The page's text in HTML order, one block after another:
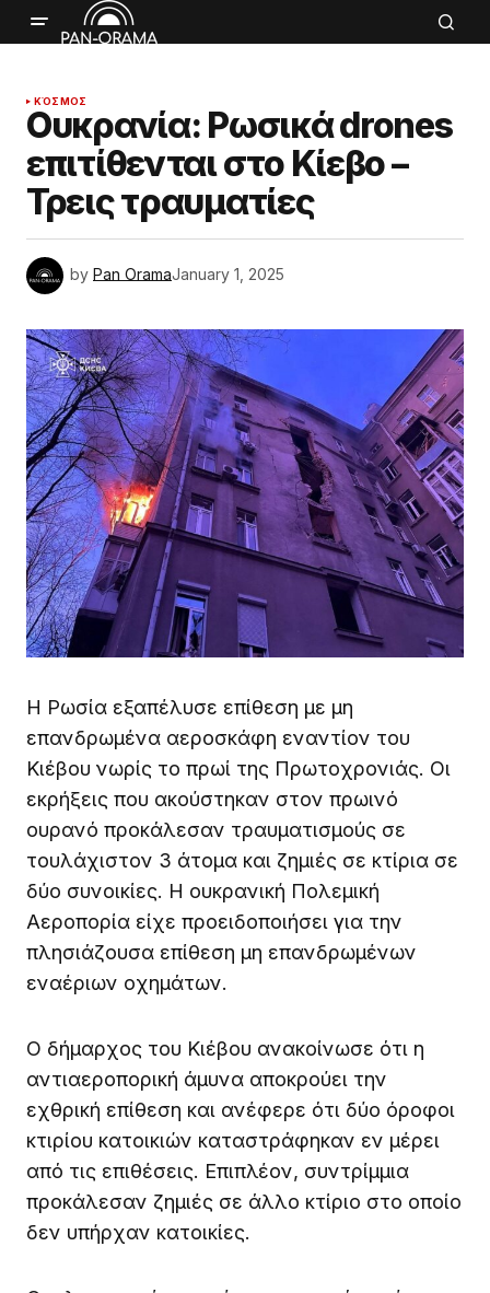
ΚΌΣΜΟΣ
Ουκρανία: Ρωσικά drones
επιτίθενται στο Κίεβο –
Τρεις τραυματίες
by Pan OramaJanuary 1, 2025
Η Ρωσία εξαπέλυσε επίθεση με μη
επανδρωμένα αεροσκάφη εναντίον του
Κιέβου νωρίς το πρωί της Πρωτοχρονιάς. Οι
εκρήξεις που ακούστηκαν στον πρωινό
ουρανό προκάλεσαν τραυματισμούς σε
τουλάχιστον 3 άτομα και ζημιές σε κτίρια σε
δύο συνοικίες. Η ουκρανική Πολεμική
Αεροπορία είχε προειδοποιήσει για την
πλησιάζουσα επίθεση μη επανδρωμένων
εναέριων οχημάτων.
Ο δήμαρχος του Κιέβου ανακοίνωσε ότι η
αντιαεροπορική άμυνα αποκρούει την
εχθρική επίθεση και ανέφερε ότι δύο όροφοι
κτιρίου κατοικιών καταστράφηκαν εν μέρει
από τις επιθέσεις. Επιπλέον, συντρίμμια
προκάλεσαν ζημιές σε άλλο κτίριο στο οποίο
δεν υπήρχαν κατοικίες.